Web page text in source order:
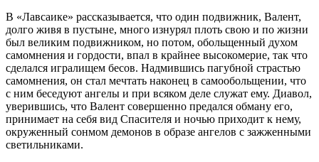
В «Лавсаике» рассказывается, что один подвижник, Валент,
долго живя в пустыне, много изнурял плоть свою и по жизни
был великим подвижником, но потом, обольщенный духом
самомнения и гордости, впал в крайнее высокомерие, так что
сделался игралищем бесов. Надмившись пагубной страстью
самомнения, он стал мечтать наконец в самообольщении, что
с ним беседуют ангелы и при всяком деле служат ему. Диавол,
уверившись, что Валент совершенно предался обману его,
принимает на себя вид Спасителя и ночью приходит к нему,
окруженный сонмом демонов в образе ангелов с зажженными
светильниками.